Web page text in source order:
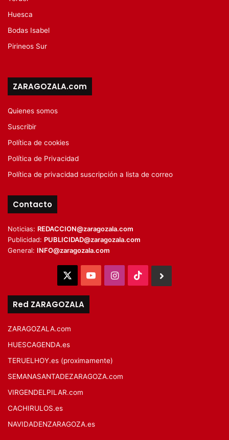
Huesca
Bodas Isabel
Pirineos Sur
ZARAGOZALA.com
Quienes somos
Suscribir
Política de cookies
Política de Privacidad
Política de privacidad suscripción a lista de correo
Contacto
Noticias: REDACCION@zaragozala.com
Publicidad: PUBLICIDAD@zaragozala.com
General: INFO@zaragozala.com
YouTubeInstagram
TikTok
Red ZARAGOZALA
ZARAGOZALA.com
HUESCAGENDA.es
TERUELHOY.es (proximamente)
SEMANASANTADEZARAGOZA.com
VIRGENDELPILAR.com
CACHIRULOS.es
NAVIDADENZARAGOZA.es